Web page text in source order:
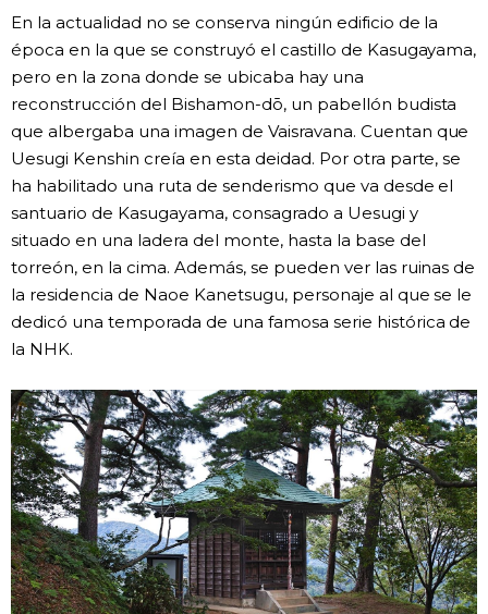
En la actualidad no se conserva ningún edificio de la
época en la que se construyó el castillo de Kasugayama,
pero en la zona donde se ubicaba hay una
reconstrucción del Bishamon-dō, un pabellón budista
que albergaba una imagen de Vaisravana. Cuentan que
Uesugi Kenshin creía en esta deidad. Por otra parte, se
ha habilitado una ruta de senderismo que va desde el
santuario de Kasugayama, consagrado a Uesugi y
situado en una ladera del monte, hasta la base del
torreón, en la cima. Además, se pueden ver las ruinas de
la residencia de Naoe Kanetsugu, personaje al que se le
dedicó una temporada de una famosa serie histórica de
la NHK.